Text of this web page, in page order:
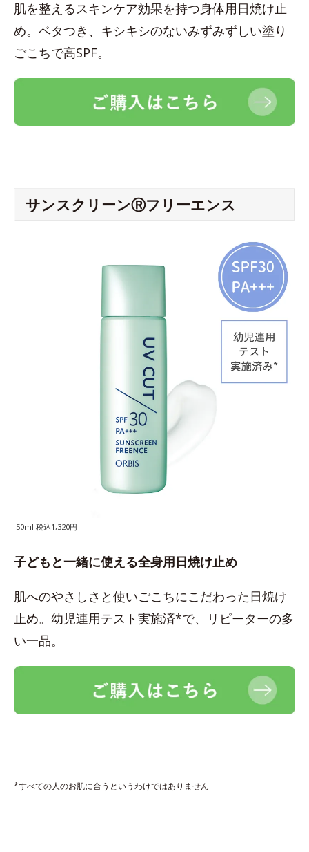
肌を整えるスキンケア効果を持つ身体用日焼け止
め。ベタつき、キシキシのないみずみずしい塗り
ごこちで高SPF。
サンスクリーンⓇフリーエンス
50ml 税込1,320円
子どもと一緒に使える全身用日焼け止め
肌へのやさしさと使いごこちにこだわった日焼け
止め。幼児連用テスト実施済*で、リピーターの多
い一品。
*すべての人のお肌に合うというわけではありません